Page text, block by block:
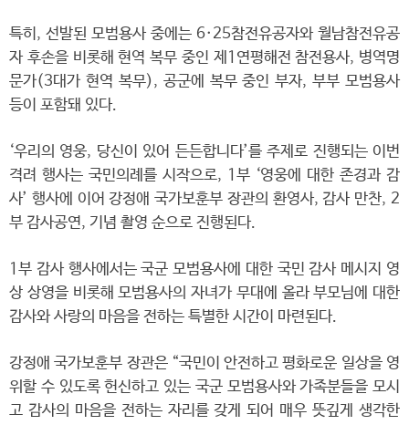
특히, 선발된 모범용사 중에는 6·25참전유공자와 월남참전유공
자 후손을 비롯해 현역 복무 중인 제1연평해전 참전용사, 병역명
문가(3대가 현역 복무), 공군에 복무 중인 부자, 부부 모범용사
등이 포함돼 있다.
‘우리의 영웅, 당신이 있어 든든합니다’를 주제로 진행되는 이번
격려 행사는 국민의례를 시작으로, 1부 ‘영웅에 대한 존경과 감
사’ 행사에 이어 강정애 국가보훈부 장관의 환영사, 감사 만찬, 2
부 감사공연, 기념 촬영 순으로 진행된다.
1부 감사 행사에서는 국군 모범용사에 대한 국민 감사 메시지 영
상 상영을 비롯해 모범용사의 자녀가 무대에 올라 부모님에 대한
감사와 사랑의 마음을 전하는 특별한 시간이 마련된다.
강정애 국가보훈부 장관은 “국민이 안전하고 평화로운 일상을 영
위할 수 있도록 헌신하고 있는 국군 모범용사와 가족분들을 모시
고 감사의 마음을 전하는 자리를 갖게 되어 매우 뜻깊게 생각한